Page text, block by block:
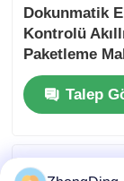
Dokunmatik
Kontrolü
Paketleme
30-60 Torba/
YüksekTalep